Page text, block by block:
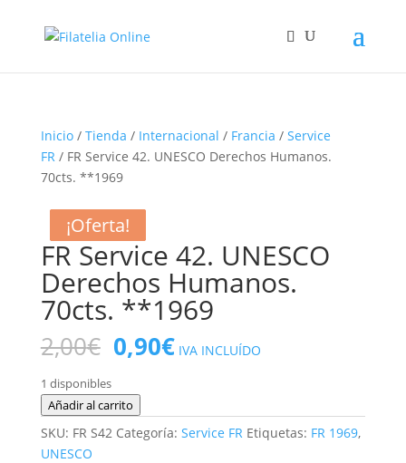
Inicio/ Tienda / Internacional / Francia / Service
FR/ FR Service 42. UNESCO Derechos Humanos.
70cts. **1969
¡Oferta!
FR Service 42. UNESCO
Derechos Humanos.
70cts. **1969
2,00€ El
precio
original
era:
2,00€.
0,90€El
precio
es:
0,90€.
IVA INCLUÍDO
1 disponibles
FR
Service
42.
Añadir al carrito
SKU: FR S42 Categoría: Service FR Etiquetas: FR 1969,
UNESCO
¡Oferta!
¡Oferta!
¡Oferta!